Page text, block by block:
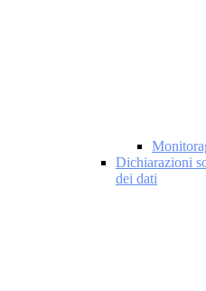
Dichiarazioni
dei dati